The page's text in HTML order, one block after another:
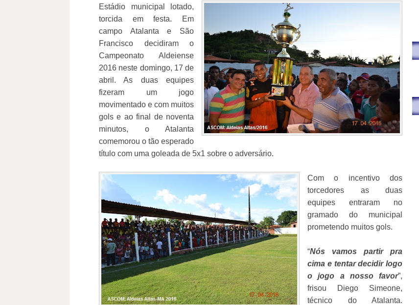
Estádio municipal lotado,
torcida em festa. Em
campo Atalanta e São
Francisco decidiram o
Campeonato Aldeiense
2016 neste domingo, 17 de
abril. As duas equipes
fizeram um jogo
movimentado e com muitos
gols e ao final de noventa
minutos, o Atalanta
comemorou o tão esperado
título com uma goleada de 5x1 sobre o adversário.
Com o incentivo dos
torcedores as duas
equipes entraram no
gramado do municipal
prometendo muitos gols.
“Nós vamos partir pra
cima e tentar decidir logo
o jogo a nosso favor”,
frisou Diego Simeone,
técnico do Atalanta.